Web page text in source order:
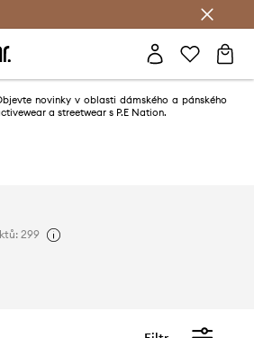
novinky v oblasti dámského a pánského
a streetwear s P.E Nation.
299